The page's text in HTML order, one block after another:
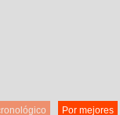
Por mejores